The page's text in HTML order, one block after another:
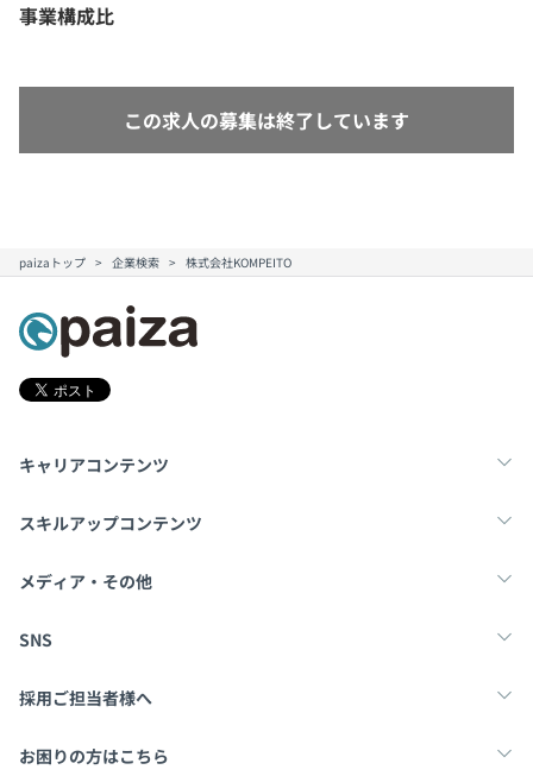
事業構成比
この求人の募集は終了しています
paizaトップ 企業検索 株式会社KOMPEITO
キャリアコンテンツ
転職・キャリア
スキルアップコンテンツ
学習
メディア・その他
Tech Team Journal
SNS
X
採用ご担当者様へ
採用・教育をお考えの企業様へ
お困りの方はこちら